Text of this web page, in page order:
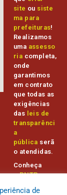
site ou siste
ma para
prefeituras!
Realizamos
uma assesso
ria completa,
onde
garantimos
em contrato
que todas as
exigências
das leis de
transparênci
a
pública serã
o atendidas.
Conheça
oPNTPe
de